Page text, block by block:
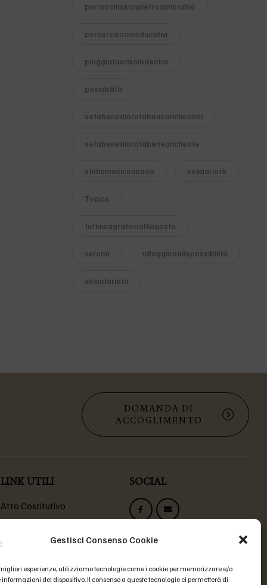
Gestisci Consenso Cookie
esperienze, utilizziamo tecnologie come i cookie per memorizzare e/o
del dispositivo. Il consenso a queste tecnologie ci permetterà di
parrocchiasanpietrodimorubio
percorsisocioeducativi
pioggiafuorisoledentro
possibilità
sefabenealorofabeneancheanoi
sefabenealorofabeneancheate
sfidiamociconadoa solidarietà
Topics
tuttinsagrafinoal6agosto
verona villaggiodellepossibilità
volontariato
DOMANDA DI
ACCOGLIMENTO
LINK UTILI
Atto Costitutivo
Statuto Fondazione
Codice Etico
SOCIAL